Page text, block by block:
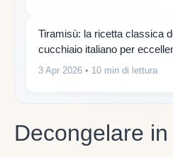
Tiramisù: la ricetta classica
cucchiaio italiano per
3 Apr 2026 • 10 min di lettura
Decongelare